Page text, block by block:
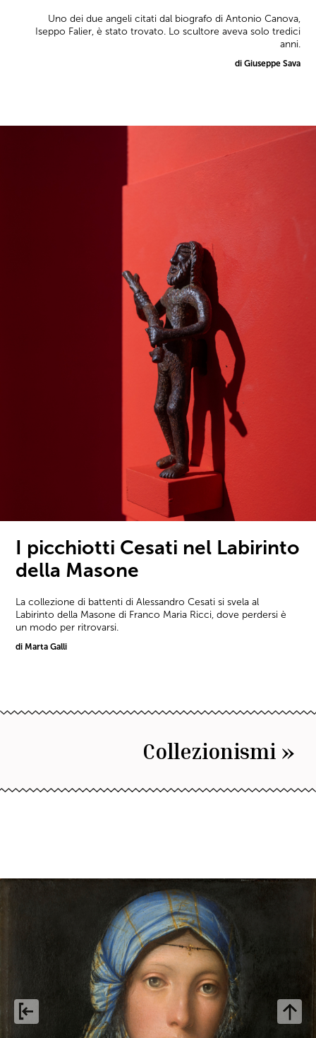
Uno dei due angeli citati dal biografo di Antonio Canova,
Iseppo Falier, è stato trovato. Lo scultore aveva solo tredici
anni.
di Giuseppe Sava
I picchiotti Cesati nel Labirinto
della Masone
La collezione di battenti di Alessandro Cesati si svela al
Labirinto della Masone di Franco Maria Ricci, dove perdersi è
un modo per ritrovarsi.
di Marta Galli
Collezionismi »